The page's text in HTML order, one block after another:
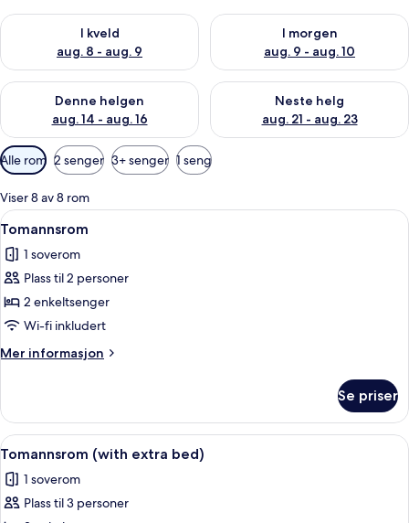
I kveld
aug. 8 - aug. 9
Sjekk tilgjengelighet for i kveld, aug. 8 - aug. 9
I morgen
aug. 9 - aug. 10
Sjekk tilgjengelighet for i
Denne helgen
aug. 14 - aug. 16
Sjekk tilgjengelighet for denne helgen, aug. 14 - aug. 16
Neste helg
aug. 21 - aug. 23
Sjekk tilgjengelighet for
Tilgjengelige
filtre
for
rom
Alle rom 2 senger 3+ senger 1 seng
Viser 8 av 8 rom
Åpne
alle
bildene
av
Tomannsrom
Tomannsrom | Skrivebord,
7
Tomannsrom
1 soverom
Plass til 2 personer
2 enkeltsenger
Wi-fi inkludert
Mer informasjon
Mer
Se priser
Åpne
alle
bildene
av
Tomannsrom (with extra bed) |
5
Tomannsrom (with extra bed)
1 soverom
Plass til 3 personer